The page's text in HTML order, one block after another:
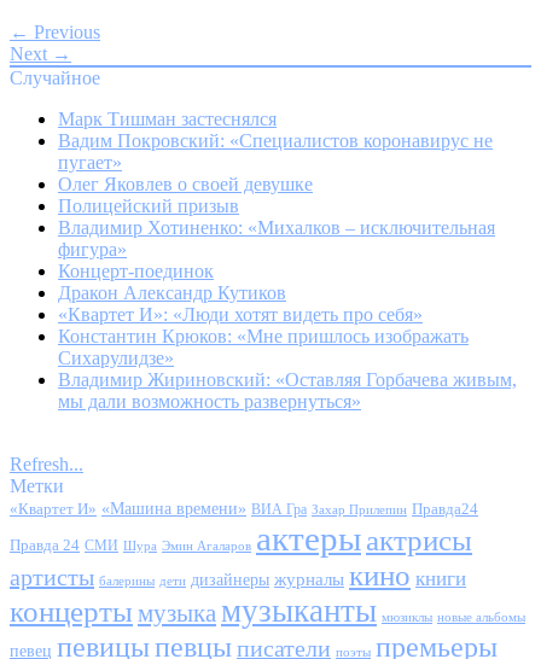
← Previous
Next →
Случайное
Марк Тишман застеснялся
Вадим Покровский: «Специалистов коронавирус не
пугает»
Олег Яковлев о своей девушке
Полицейский призыв
Владимир Хотиненко: «Михалков – исключительная
фигура»
Концерт-поединок
Дракон Александр Кутиков
«Квартет И»: «Люди хотят видеть про себя»
Константин Крюков: «Мне пришлось изображать
Сихарулидзе»
Владимир Жириновский: «Оставляя Горбачева живым,
мы дали возможность развернуться»
Refresh...
Метки
«Квартет И» «Машина времени» ВИА Гра Захар Прилепин Правда24
Правда 24 СМИ Шура Эмин Агаларов актерыактрисы
артисты балерины дети дизайнеры журналы кино книги
концерты музыкамузыканты мюзиклы новые альбомы
певец певицыпевцыписатели поэты премьеры